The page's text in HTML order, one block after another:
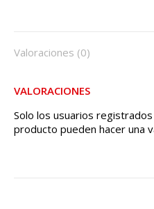
Valoraciones (0)
VALORACIONES
Solo los usuarios
producto pueden hacer una